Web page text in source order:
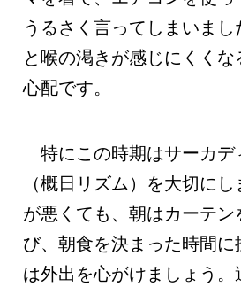
うるさく言ってしまいまし
と喉の渇きが感じにくくな
心配です。
特にこの時期はサーカデ
（概日リズム）を大切に
が悪くても、朝はカーテン
び、朝食を決まった時間に
は外出を心がけましょう